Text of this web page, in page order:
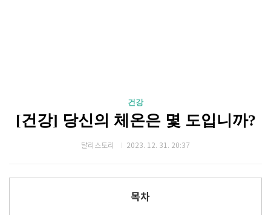
건강
[건강] 당신의 체온은 몇 도입니까?
달리스토리 2023. 12. 31. 20:37
목차